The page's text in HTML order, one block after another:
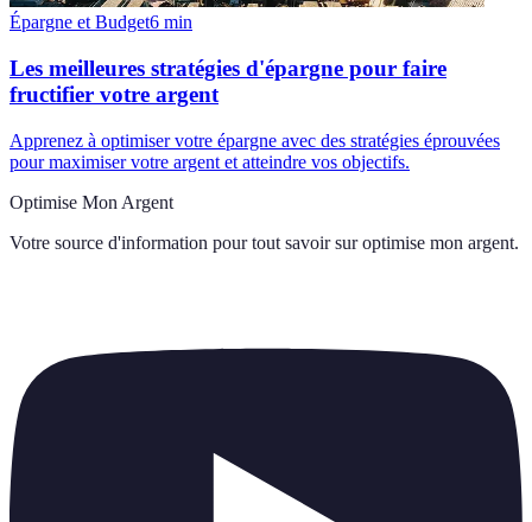
Épargne et Budget6 min
Les meilleures stratégies d'épargne pour faire
fructifier votre argent
Apprenez à optimiser votre épargne avec des stratégies éprouvées
pour maximiser votre argent et atteindre vos objectifs.
Optimise Mon Argent
Votre source d'information pour tout savoir sur optimise mon argent.